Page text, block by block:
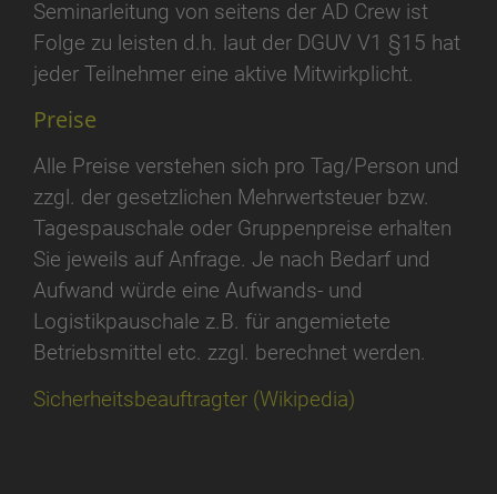
Seminarleitung von seitens der AD Crew ist
Folge zu leisten d.h. laut der DGUV V1 §15 hat
jeder Teilnehmer eine aktive Mitwirkplicht.
Preise
Alle Preise verstehen sich pro Tag/Person und
zzgl. der gesetzlichen Mehrwertsteuer bzw.
Tagespauschale oder Gruppenpreise erhalten
Sie jeweils auf Anfrage. Je nach Bedarf und
Aufwand würde eine Aufwands- und
Logistikpauschale z.B. für angemietete
Betriebsmittel etc. zzgl. berechnet werden.
Sicherheitsbeauftragter (Wikipedia)